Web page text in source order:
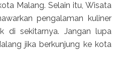
Malang. Selain itu, Wisata
pengalaman kuliner
di sekitarnya. Jangan lupa
jika berkunjung ke kota